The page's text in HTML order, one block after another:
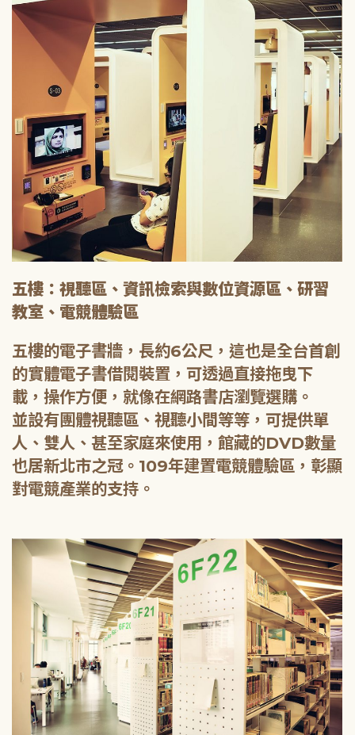
五樓：視聽區、資訊檢索與數位資源區、研習
教室、電競體驗區
五樓的電子書牆，長約6公尺，這也是全台首創
的實體電子書借閱裝置，可透過直接拖曳下
載，操作方便，就像在網路書店瀏覽選購。
並設有團體視聽區、視聽小間等等，可提供單
人、雙人、甚至家庭來使用，館藏的DVD數量
也居新北市之冠。109年建置電競體驗區，彰顯
對電競產業的支持。